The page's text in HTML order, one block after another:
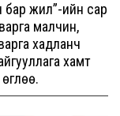
бар жил”-ийн сар
малчин,
хадланч
хамт